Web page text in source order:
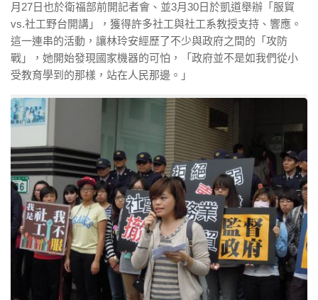
月27日也於衛福部前開記者會、並3月30日於凱道舉辦「服貿
vs.社工野台開講」，獲得許多社工與社工系教授支持、響應。
這一連串的活動，讓林玲安經歷了不少與政府之間的「攻防
戰」，她開始發現國家機器的可怕，「政府並不是如我們從小
受教育學到的那樣，站在人民那邊。」